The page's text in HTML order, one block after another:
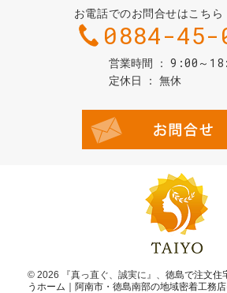
お電話でのお問合せはこちら
0884-45-
営業時間 9:00～
定休日 無休
© 2026 『真っ直ぐ、誠実に』、 徳島で注文住
うホーム｜阿南市・徳島南部の地域密着工務店